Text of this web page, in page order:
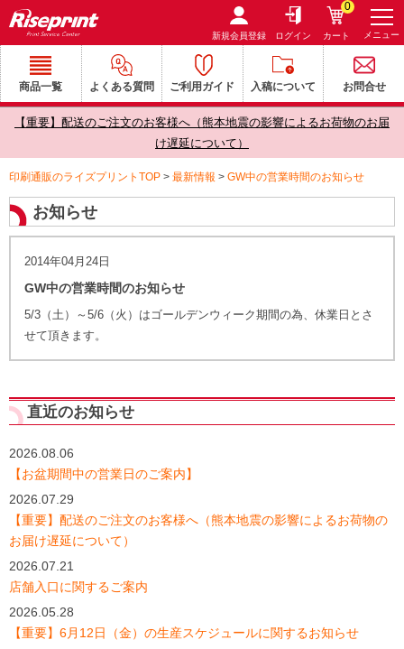
新規会員登録 ログイン カート
0
メニュー
商品一覧 よくある質問 ご利用ガイド 入稿について お問合せ
【重要】配送のご注文のお客様へ（熊本地震の影響によるお荷物のお届
け遅延について）
印刷通販のライズプリントTOP > 最新情報 > GW中の営業時間のお知らせ
お知らせ
2014年04月24日
GW中の営業時間のお知らせ
5/3（土）～5/6（火）はゴールデンウィーク期間の為、休業日とさ
せて頂きます。
直近のお知らせ
2026.08.06
【お盆期間中の営業日のご案内】
2026.07.29
【重要】配送のご注文のお客様へ（熊本地震の影響によるお荷物の
お届け遅延について）
2026.07.21
店舗入口に関するご案内
2026.05.28
【重要】6月12日（金）の生産スケジュールに関するお知らせ